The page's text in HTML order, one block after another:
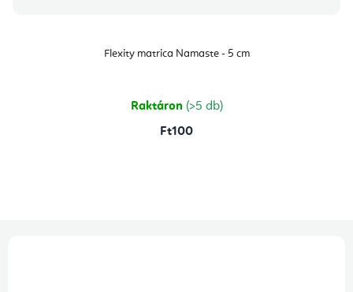
Flexity matrica Namaste - 5 cm
Raktáron (>5 db)
Ft100